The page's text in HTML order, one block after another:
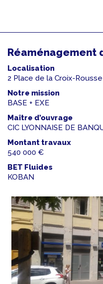
Réaménagement
Localisation
2 Place de la Croix-
Notre mission
BASE + EXE
Maître d’ouvrage
CIC LYONNAISE DE
Montant travaux
540 000 €
BET Fluides
KOBAN